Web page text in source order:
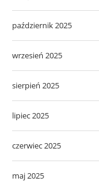
październik 2025
wrzesień 2025
sierpień 2025
lipiec 2025
czerwiec 2025
maj 2025